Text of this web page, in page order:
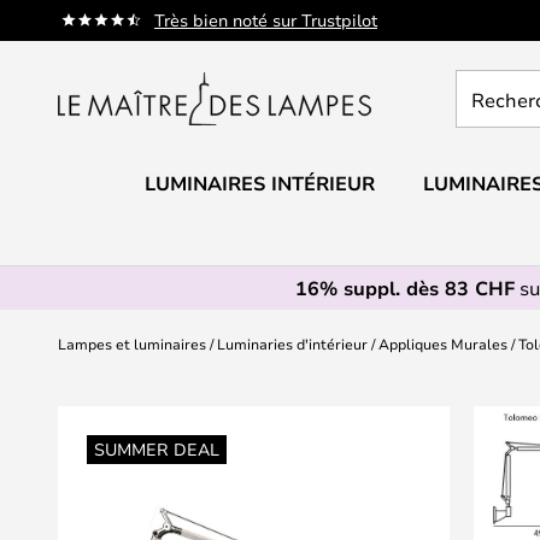
Très bien noté sur Trustpilot
Allez
au
un
LUMINAIRES INTÉRIEUR
16% suppl. dès 83 CHF
Lampes et luminaires Luminaries d'intérieur Appliques Murales
SUMMER DEAL